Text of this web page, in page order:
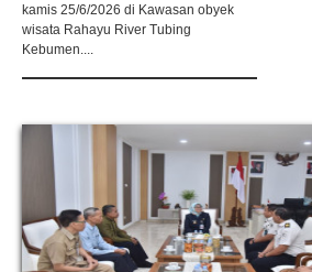
kamis 25/6/2026 di Kawasan obyek
wisata Rahayu River Tubing
Kebumen....